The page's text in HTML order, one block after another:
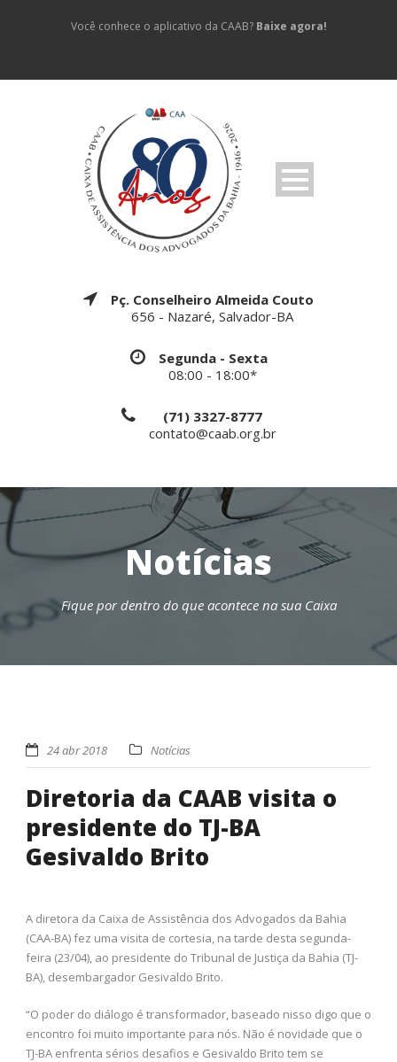
Você conhece o aplicativo da CAAB? Baixe agora!
Pç. Conselheiro Almeida Couto
656 - Nazaré, Salvador-BA
Segunda - Sexta
08:00 - 18:00*
(71) 3327-8777
contato@caab.org.br
Notícias
Fique por dentro do que acontece na sua Caixa
24 abr 2018 Notícias
Diretoria da CAAB visita o
presidente do TJ-BA
Gesivaldo Brito
A diretora da Caixa de Assistência dos Advogados da Bahia
(CAA-BA) fez uma visita de cortesia, na tarde desta segunda-
feira (23/04), ao presidente do Tribunal de Justiça da Bahia (TJ-
BA), desembargador Gesivaldo Brito.
“O poder do diálogo é transformador, baseado nisso digo que o
encontro foi muito importante para nós. Não é novidade que o
TJ-BA enfrenta sérios desafios e Gesivaldo Brito tem se